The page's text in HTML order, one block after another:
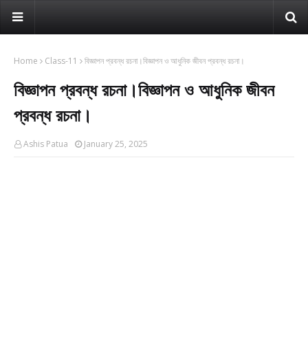
Home Class-11 বিজ্ঞাপন প্রবন্ধ রচনা।বিজ্ঞাপন ও আধুনিক জীবন প্রবন্ধ রচনা।
বিজ্ঞাপন প্রবন্ধ রচনা।বিজ্ঞাপন ও আধুনিক জীবন
প্রবন্ধ রচনা।
Ashis Patua January 25, 2025